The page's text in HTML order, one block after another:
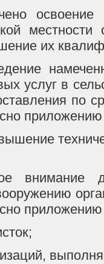
освоение
их
услуг в
по
внимание